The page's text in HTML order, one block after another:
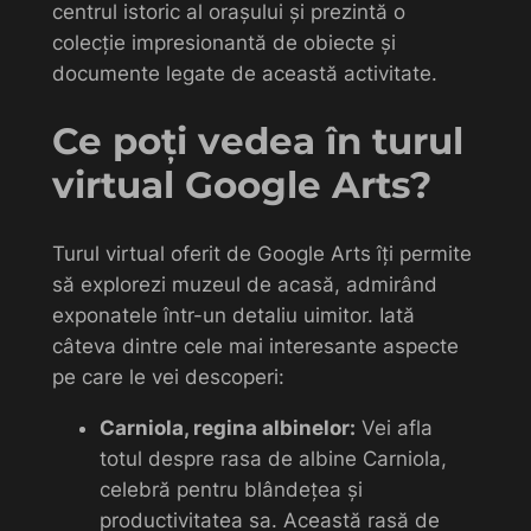
centrul istoric al orașului și prezintă o
colecție impresionantă de obiecte și
documente legate de această activitate.
Ce poți vedea în turul
virtual Google Arts?
Turul virtual oferit de Google Arts îți permite
să explorezi muzeul de acasă, admirând
exponatele într-un detaliu uimitor. Iată
câteva dintre cele mai interesante aspecte
pe care le vei descoperi:
Carniola, regina albinelor: Vei afla
totul despre rasa de albine Carniola,
celebră pentru blândețea și
productivitatea sa. Această rasă de